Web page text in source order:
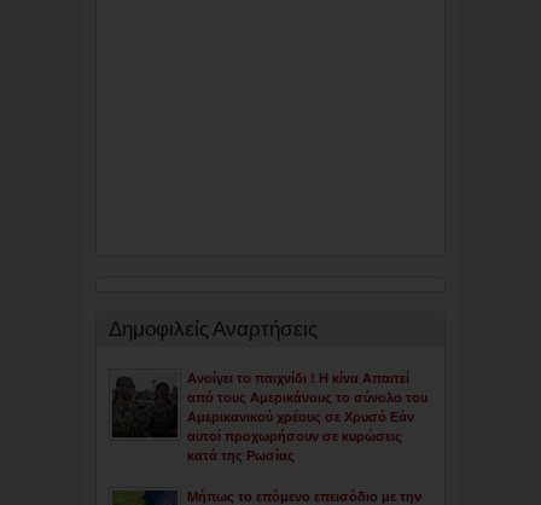
Δημοφιλείς Αναρτήσεις
Ανοίγει το παιχνίδι ! Η κίνα Απαιτεί
από τους Αμερικάνους το σύνολο του
Αμερικανικού χρέους σε Χρυσό Εάν
αυτοί προχωρήσουν σε κυρώσεις
κατά της Ρωσίας
Μήπως το επόμενο επεισόδιο με την